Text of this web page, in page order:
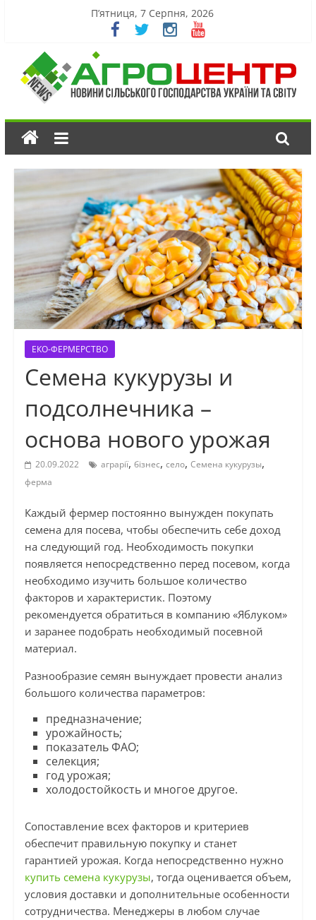
П’ятниця, 7 Серпня, 2026
ЕКО-ФЕРМЕРСТВО
Семена кукурузы и
подсолнечника –
основа нового урожая
20.09.2022 аграрії, бізнес, село, Семена кукурузы,
ферма
Каждый фермер постоянно вынужден покупать
семена для посева, чтобы обеспечить себе доход
на следующий год. Необходимость покупки
появляется непосредственно перед посевом, когда
необходимо изучить большое количество
факторов и характеристик. Поэтому
рекомендуется обратиться в компанию «Яблуком»
и заранее подобрать необходимый посевной
материал.
Разнообразие семян вынуждает провести анализ
большого количества параметров:
предназначение;
урожайность;
показатель ФАО;
селекция;
год урожая;
холодостойкость и многое другое.
Сопоставление всех факторов и критериев
обеспечит правильную покупку и станет
гарантией урожая. Когда непосредственно нужно
купить семена кукурузы, тогда оценивается объем,
условия доставки и дополнительные особенности
сотрудничества. Менеджеры в любом случае